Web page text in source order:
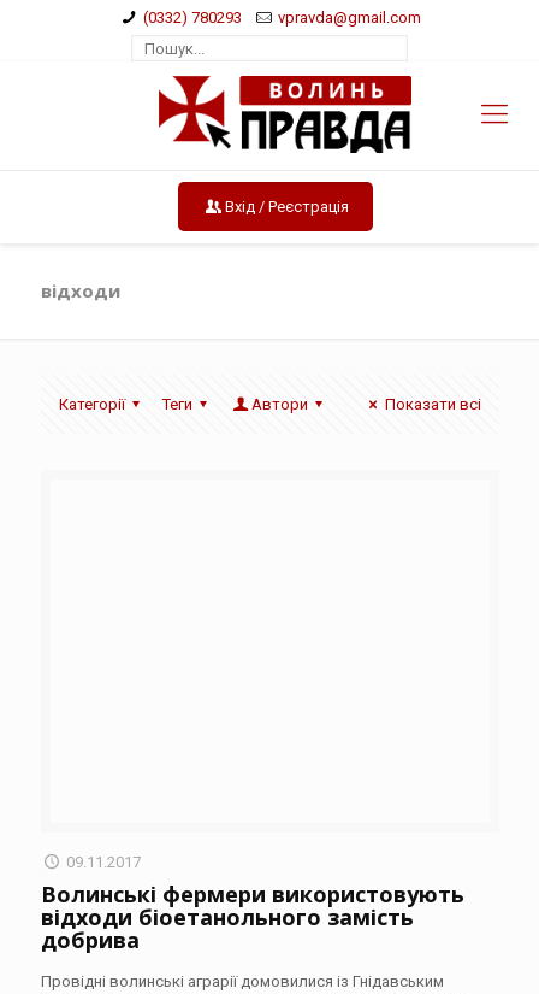
(0332) 780293 vpravda@gmail.com
Вхід / Реєстрація
відходи
Категорії Теги Автори Показати всі
09.11.2017
Волинські фермери використовують
відходи біоетанольного замість
добрива
Провідні волинські аграрії домовилися із Гнідавським